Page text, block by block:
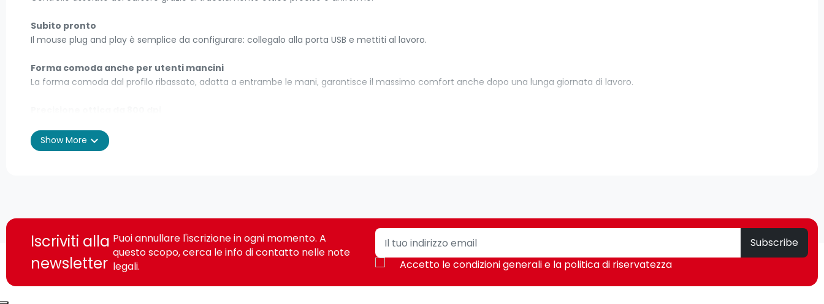
Subito pronto
Il mouse plug and play è semplice da configurare: collegalo alla porta USB e mettiti al lavoro.
Forma comoda anche per utenti mancini
La forma comoda dal profilo ribassato, adatta a entrambe le mani, garantisce il massimo comfort anche dopo una lunga giornata di lavoro.
Nessuna configurazione
Logitech B100 Optical Usb Mouse f/ Bus. Fattore di forma: Ambidestro. Tecnologia di rilevamento del movimento: Ottico, Interfaccia dispositivo: USB tipo A, Risoluzione
movimento: 800 DPI, Tipo di pulsanti: Tasti premuti, Numero di tasti: 3, Tipo di scorimmento: Rotella. Alimentazione: Cavo. Colore del prodotto: Nero
Show More expand_more
Iscriviti alla
newsletter
Puoi annullare l'iscrizione in ogni momento. A
questo scopo, cerca le info di contatto nelle note
legali.
Subscribe
Accetto le condizioni generali e la politica di riservatezza